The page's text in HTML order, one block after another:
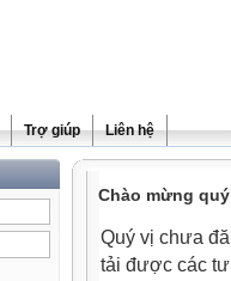
Trợ giúp Liên hệ
Chào mừng
Quý vị chưa
tải được các